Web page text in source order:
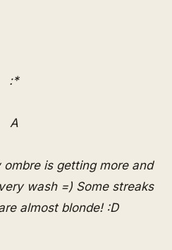
:*
A
is getting more and
wash =) Some streaks
almost blonde! :D